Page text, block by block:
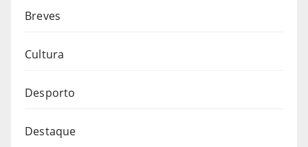
Breves
Cultura
Desporto
Destaque